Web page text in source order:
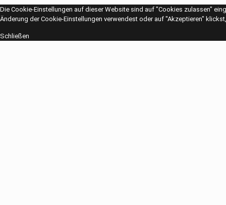
Die Cookie-Einstellungen auf dieser Website sind auf "Cookies zulassen"
Änderung der Cookie-Einstellungen verwendest oder auf "Akzeptieren"
Schließen